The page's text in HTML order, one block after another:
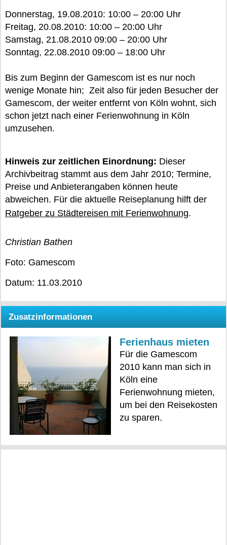
Donnerstag, 19.08.2010: 10:00 – 20:00 Uhr
Freitag, 20.08.2010: 10:00 – 20:00 Uhr
Samstag, 21.08.2010 09:00 – 20:00 Uhr
Sonntag, 22.08.2010 09:00 – 18:00 Uhr
Bis zum Beginn der Gamescom ist es nur noch
wenige Monate hin; Zeit also für jeden Besucher der
Gamescom, der weiter entfernt von Köln wohnt, sich
schon jetzt nach einer Ferienwohnung in Köln
umzusehen.
Hinweis zur zeitlichen Einordnung: Dieser
Archivbeitrag stammt aus dem Jahr 2010; Termine,
Preise und Anbieterangaben können heute
abweichen. Für die aktuelle Reiseplanung hilft der
Ratgeber zu Städtereisen mit Ferienwohnung.
Christian Bathen
Foto: Gamescom
Datum: 11.03.2010
Zusatzinformationen
Ferienhaus mieten
Für die Gamescom
2010 kann man sich in
Köln eine
Ferienwohnung mieten,
um bei den Reisekosten
zu sparen.